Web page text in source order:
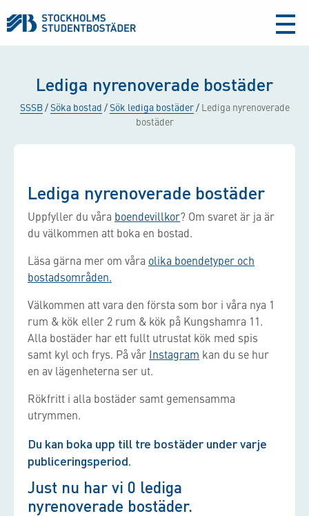
aria-
Lediga nyrenoverade bostäder
SSSB/Söka bostad /Sök lediga bostäder/ Lediga nyrenoverade
bostäder
Lediga nyrenoverade bostäder
Uppfyller du våra boendevillkor? Om svaret är ja är
du välkommen att boka en bostad.
Läsa gärna mer om våra olika boendetyper och
bostadsområden.
Välkommen att vara den första som bor i våra nya 1
rum & kök eller 2 rum & kök på Kungshamra 11.
Alla bostäder har ett fullt utrustat kök med spis
samt kyl och frys. På vår Instagram kan du se hur
en av lägenheterna ser ut.
Rökfritt i alla bostäder samt gemensamma
utrymmen.
Du kan boka upp till tre bostäder under varje
publiceringsperiod.
Just nu har vi 0 lediga
nyrenoverade bostäder.